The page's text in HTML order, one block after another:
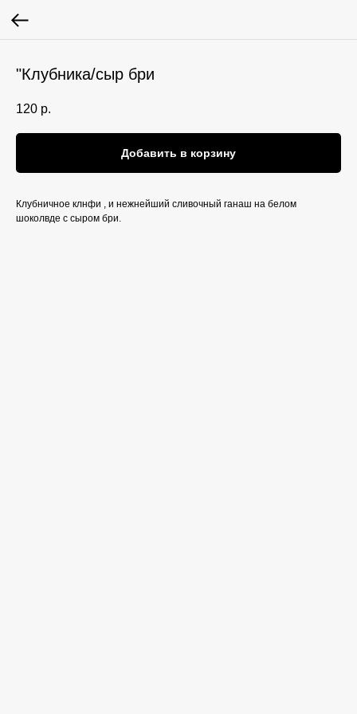
"Клубника/сыр бри
120 р.
Добавить в корзину
Клубничное клнфи , и нежнейший сливочный ганаш на белом
шоколвде с сыром бри.